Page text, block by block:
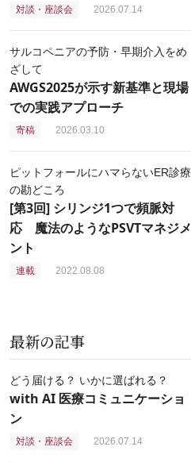
対談・座談会 2026.07.14
サルコペニアの予防・早期介入をめ
ざして
AWGS2025が示す新基準と現場
での実践アプローチ
寄稿 2026.03.10
ピットフォールにハマらないER診療
の勘どころ
[第3回] シリンジ1つで頻脈対
応 魔法のようなPSVTマネジメ
ント
連載 2022.08.08
最新の記事
どう届ける？ いかに選ばれる？
with AI 医療コミュニケーショ
ン
対談・座談会 2026.07.14